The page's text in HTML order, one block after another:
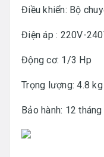
Điều khiển: Bộ
Điện áp : 220V-
Động cơ: 1/3 Hp
Trọng lượng: 4.8
Bảo hành: 12 tháng